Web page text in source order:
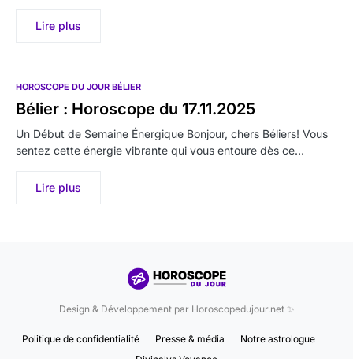
Lire plus
HOROSCOPE DU JOUR BÉLIER
Bélier : Horoscope du 17.11.2025
Un Début de Semaine Énergique Bonjour, chers Béliers! Vous
sentez cette énergie vibrante qui vous entoure dès ce…
Lire plus
Design & Développement par Horoscopedujour.net ✨
Politique de confidentialité Presse & média
Notre astrologue